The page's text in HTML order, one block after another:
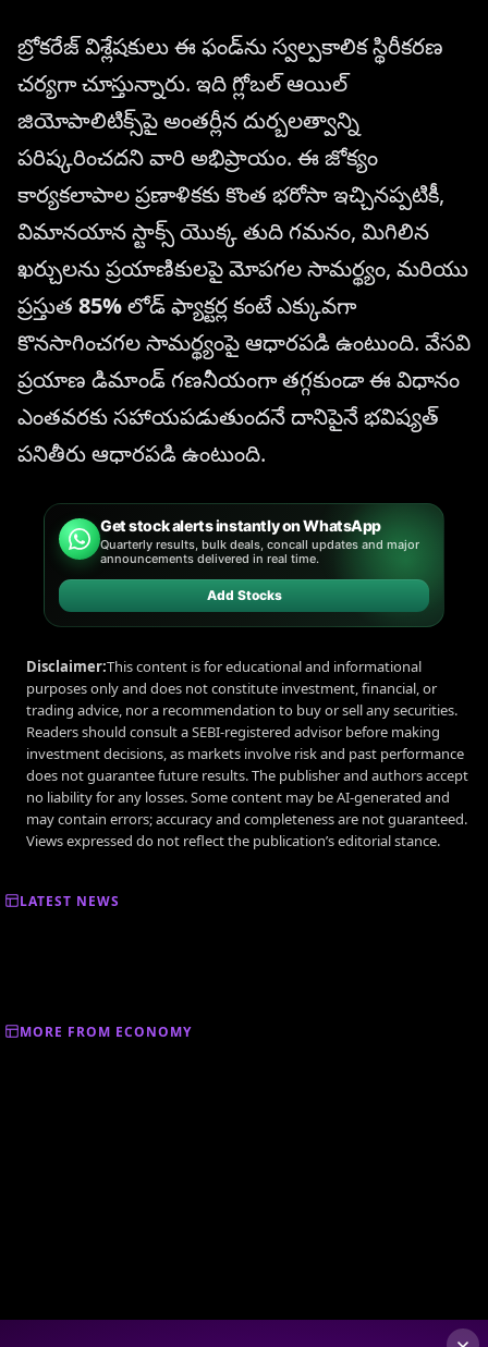
బ్రోకరేజ్ విశ్లేషకులు ఈ ఫండ్‌ను స్వల్పకాలిక స్థిరీకరణ
చర్యగా చూస్తున్నారు. ఇది గ్లోబల్ ఆయిల్
జియోపాలిటిక్స్‌పై అంతర్లీన దుర్బలత్వాన్ని
పరిష్కరించదని వారి అభిప్రాయం. ఈ జోక్యం
కార్యకలాపాల ప్రణాళికకు కొంత భరోసా ఇచ్చినప్పటికీ,
విమానయాన స్టాక్స్ యొక్క తుది గమనం, మిగిలిన
ఖర్చులను ప్రయాణికులపై మోపగల సామర్థ్యం, మరియు
ప్రస్తుత 85%లోడ్ ఫ్యాక్టర్ల కంటే ఎక్కువగా
కొనసాగించగల సామర్థ్యంపై ఆధారపడి ఉంటుంది. వేసవి
ప్రయాణ డిమాండ్ గణనీయంగా తగ్గకుండా ఈ విధానం
ఎంతవరకు సహాయపడుతుందనే దానిపైనే భవిష్యత్
పనితీరు ఆధారపడి ఉంటుంది.
Get stock alerts instantly on WhatsApp
Quarterly results, bulk deals, concall updates and major
announcements delivered in real time.
Add Stocks
Disclaimer:This content is for educational and informational
purposes only and does not constitute investment, financial, or
trading advice, nor a recommendation to buy or sell any securities.
Readers should consult a SEBI-registered advisor before making
investment decisions, as markets involve risk and past performance
does not guarantee future results. The publisher and authors accept
no liability for any losses. Some content may be AI-generated and
may contain errors; accuracy and completeness are not guaranteed.
Views expressed do not reflect the publication’s editorial stance.
LATEST NEWS
MORE FROM ECONOMY